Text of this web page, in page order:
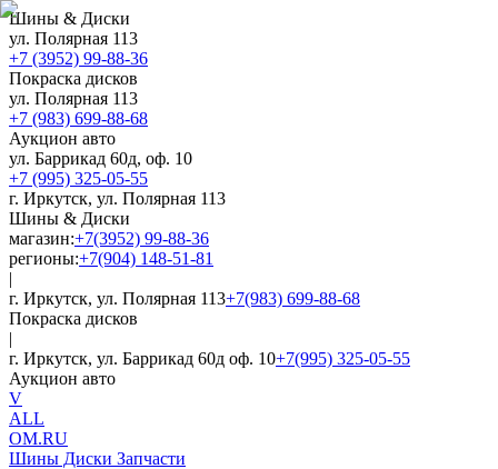
Шины & Диски
ул. Полярная 113
+7 (3952) 99-88-36
Покраска дисков
ул. Полярная 113
+7 (983) 699-88-68
Аукцион авто
ул. Баррикад 60д, оф. 10
+7 (995) 325-05-55
г. Иркутск, ул. Полярная 113
Шины & Диски
магазин:+7(3952) 99-88-36
регионы:+7(904) 148-51-81
|
г. Иркутск, ул. Полярная 113+7(983) 699-88-68
Покраска дисков
|
г. Иркутск, ул. Баррикад 60д оф. 10+7(995) 325-05-55
Аукцион авто
V
ALL
OM.RU
Шины Диски Запчасти